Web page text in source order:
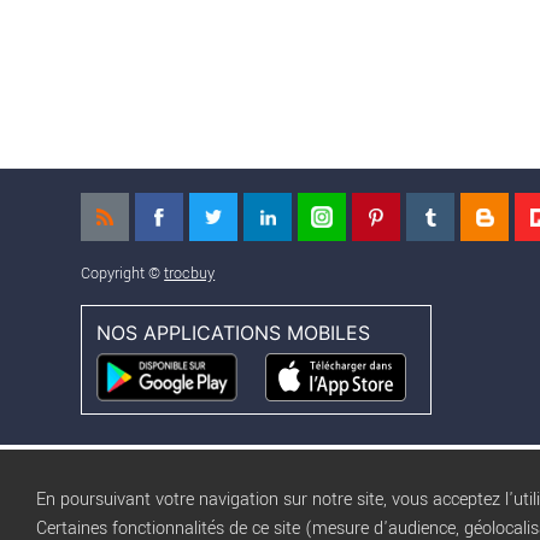
Copyright ©trocbuy
NOS APPLICATIONS MOBILES
En poursuivant votre navigation sur notre site, vous acceptez
Certaines fonctionnalités de ce site (mesure d'audience,